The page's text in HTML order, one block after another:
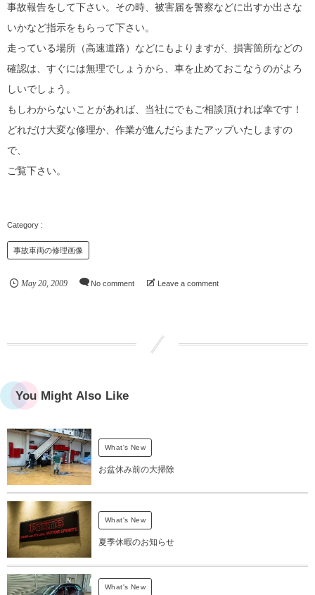
事故報告をして下さい。その時、被害届を警察などに出すか出さな
いかなど指示をもらって下さい。
走っている場所（高速道路）などにもよりますが、損害箇所などの
確認は、すぐには無理でしょうから、車を止めておこなうのがよろ
しいでしょう。
もしわからないことがあれば、当社にでもご相談頂ければ幸です！
どれだけ大変な修理か、作業が進んだらまたアップいたしますの
で、
ご覧下さい。
事故車両の修理画像
May 20, 2009 No comment Leave a comment
You Might Also Like
What's New
お盆休み前の大掃除
What's New
夏季休暇のお知らせ
What's New